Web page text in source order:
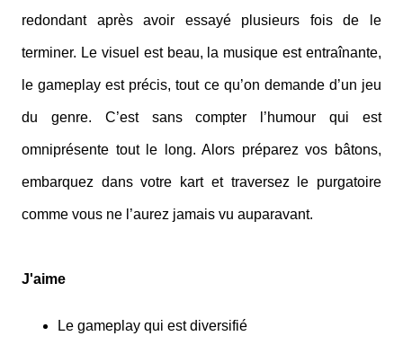
redondant après avoir essayé plusieurs fois de le
terminer. Le visuel est beau, la musique est entraînante,
le gameplay est précis, tout ce qu’on demande d’un jeu
du genre. C’est sans compter l’humour qui est
omniprésente tout le long. Alors préparez vos bâtons,
embarquez dans votre kart et traversez le purgatoire
comme vous ne l’aurez jamais vu auparavant.
J'aime
Le gameplay qui est diversifié